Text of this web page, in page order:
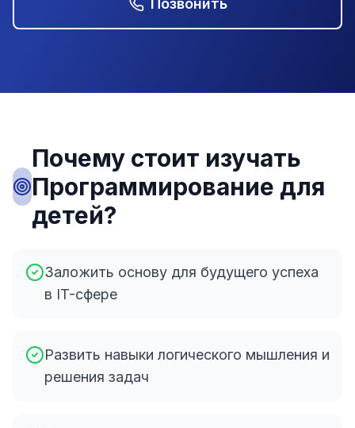
Позвонить
Почему стоит изучать
Программирование для
детей?
Заложить основу для будущего успеха
в IT-сфере
Развить навыки логического мышления и
решения задач